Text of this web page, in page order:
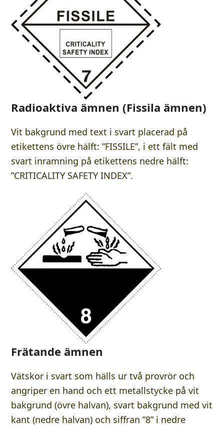
Radioaktiva ämnen (Fissila ämnen)
Vit bakgrund med text i svart placerad på
etikettens övre hälft: ”FISSILE”, i ett fält med
svart inramning på etikettens nedre hälft:
”CRITICALITY SAFETY INDEX”.
Frätande ämnen
Vätskor i svart som hälls ur två provrör och
angriper en hand och ett metallstycke på vit
bakgrund (övre halvan), svart bakgrund med vit
kant (nedre halvan) och siffran ”8” i nedre